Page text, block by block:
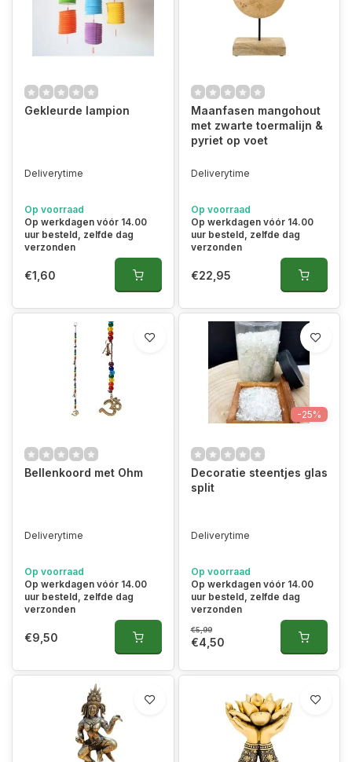
Gekleurde lampion
Deliverytime
Op voorraad
Op werkdagen vóór 14.00
uur besteld, zelfde dag
verzonden
€1,60
Maanfasen mangohout
met zwarte toermalijn &
pyriet op voet
Deliverytime
Op voorraad
Op werkdagen vóór 14.00
uur besteld, zelfde dag
verzonden
€22,95
Bellenkoord met Ohm
Deliverytime
Op voorraad
Op werkdagen vóór 14.00
uur besteld, zelfde dag
verzonden
€9,50
-25%
Decoratie steentjes glas
split
Deliverytime
Op voorraad
Op werkdagen vóór 14.00
uur besteld, zelfde dag
verzonden
€5,99
€4,50